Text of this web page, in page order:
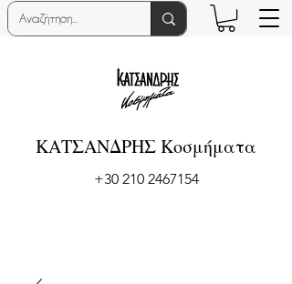
ΚΑΤΣΑΝΔΡΗΣ Κοσμήματα
+30 210 2467154